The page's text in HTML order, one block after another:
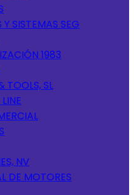
SISTEMAS SEG
1983
TOOLS, SL
NV
DE MOTORES